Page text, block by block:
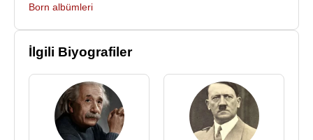
gerçekleşti.
girdi. Öğreniminin ikinci aşamasında ağırlıklı olarak
matematik okudu. Bu sırada tanışmış olduğu
dönemin parlak matematikçilerinin (Felix Klein
David Hilbert, Hermann Minkowski,Carl David
Tolmé Runge) Born’un matematik bilgi ve
Born albümleri
İlgili Biyografiler